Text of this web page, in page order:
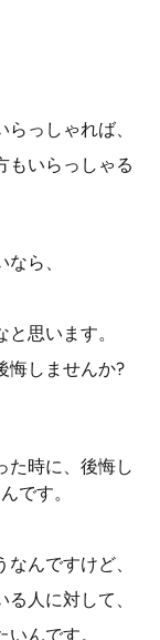
っしゃれば、
もいらっしゃる
ら、
思います。
悔しませんか?
た時に、後悔し
です。
んですけど、
人に対して、
んです。